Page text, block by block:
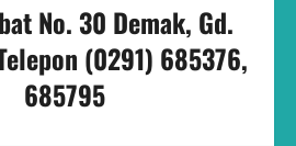
No. 30 Demak, Gd.
(0291) 685376,
685795